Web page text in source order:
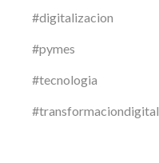
#digitalizacion
#pymes
#tecnologia
#transformaciondigital